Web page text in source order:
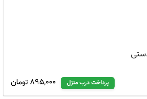
895,000 تومان پرداخت درب منزل